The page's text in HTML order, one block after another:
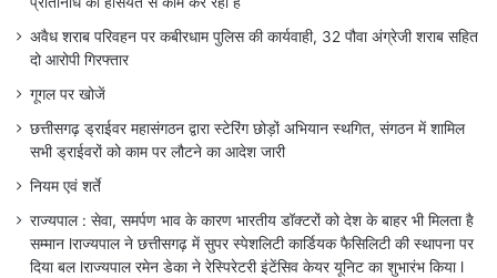
अवैध शराब परिवहन पर कबीरधाम पुलिस की कार्यवाही, 32 पौवा अंग्रेजी शराब सहित
दो आरोपी गिरफ्तार
गूगल पर खोजें
छत्तीसगढ़ ड्राईवर महासंगठन द्वारा स्टेरिंग छोड़ों अभियान स्थगित, संगठन में शामिल
सभी ड्राईवरों को काम पर लौटने का आदेश जारी
नियम एवं शर्ते
राज्यपाल : सेवा, समर्पण भाव के कारण भारतीय डॉक्टरों को देश के बाहर भी मिलता है
सम्मान lराज्यपाल ने छत्तीसगढ़ में सुपर स्पेशलिटी कार्डियक फैसिलिटी की स्थापना पर
दिया बल lराज्यपाल रमेन डेका ने रेस्पिरेटरी इंटेंसिव केयर यूनिट का शुभारंभ किया l